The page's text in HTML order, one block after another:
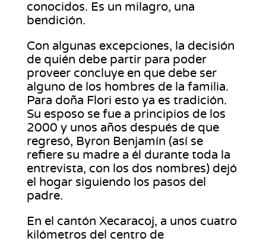
conocidos. Es un milagro, una
bendición.
Con algunas excepciones, la decisión
de quién debe partir para poder
proveer concluye en que debe ser
alguno de los hombres de la familia.
Para doña Flori esto ya es tradición.
Su esposo se fue a principios de los
2000 y unos años después de que
regresó, Byron Benjamín (así se
refiere su madre a él durante toda la
entrevista, con los dos nombres) dejó
el hogar siguiendo los pasos del
padre.
En el cantón Xecaracoj, a unos cuatro
kilómetros del centro de